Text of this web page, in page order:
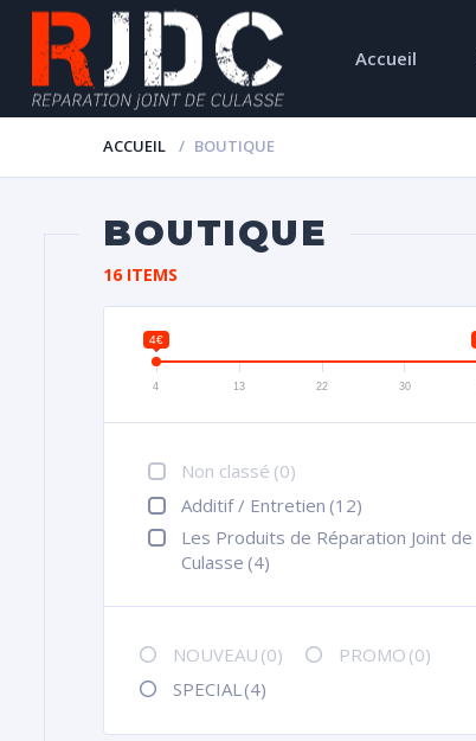
Accueil
ACCUEIL BOUTIQUE
BOUTIQUE
16 ITEMS
4€
4 13 22 30
Non classé (0)
Additif / Entretien (12)
Les Produits de Réparation Joint de
Culasse (4)
NOUVEAU (0) PROMO (0)
SPECIAL (4)